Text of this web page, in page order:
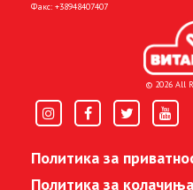
Факс: +38948407407
© 2026 All
Политика за
Политика за колачиња